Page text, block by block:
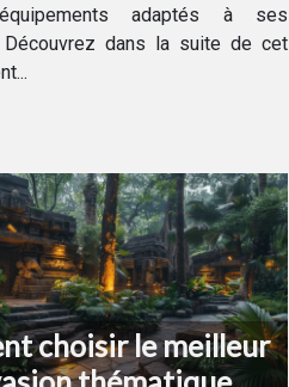
adaptés à ses
Découvrez dans la suite de cet
choisir le meilleur